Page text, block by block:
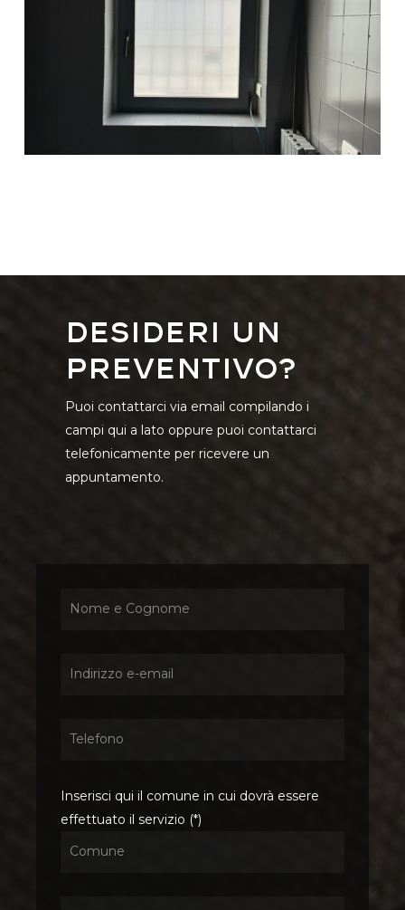
Desideri un
preventivo?
Puoi contattarci via email compilando i
campi qui a lato oppure puoi contattarci
telefonicamente per ricevere un
appuntamento.
Inserisci qui il comune in cui dovrà essere
effettuato il servizio (*)